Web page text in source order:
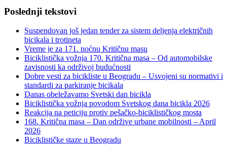
Poslednji tekstovi
Suspendovan još jedan tender za sistem deljenja električnih
bicikala i trotineta
Vreme je za 171. noćnu Kritičnu masu
Biciklistička vožnja 170. Kritična masa – Od automobilske
zavisnosti ka održivoj budućnosti
Dobre vesti za bicikliste u Beogradu – Usvojeni su normativi i
standardi za parkiranje bicikala
Danas obeležavamo Svetski dan bicikla
Biciklistička vožnja povodom Svetskog dana bicikla 2026
Reakcija na peticiju protiv pešačko-biciklističkog mosta
168. Kritična masa – Dan održive urbane mobilnosti – April
2026
Biciklističke staze u Beogradu